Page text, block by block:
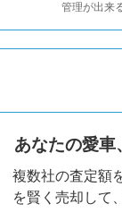
管理が出来
あなたの愛車
複数社の査定額
を賢く売却して